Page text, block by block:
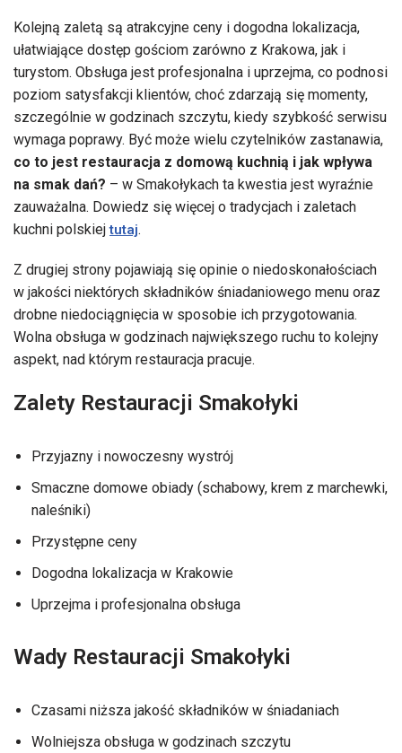
Kolejną zaletą są atrakcyjne ceny i dogodna lokalizacja,
ułatwiające dostęp gościom zarówno z Krakowa, jak i
turystom. Obsługa jest profesjonalna i uprzejma, co podnosi
poziom satysfakcji klientów, choć zdarzają się momenty,
szczególnie w godzinach szczytu, kiedy szybkość serwisu
wymaga poprawy. Być może wielu czytelników zastanawia,
co to jest restauracja z domową kuchnią i jak wpływa
na smak dań? – w Smakołykach ta kwestia jest wyraźnie
zauważalna. Dowiedz się więcej o tradycjach i zaletach
kuchni polskiejtutaj.
Z drugiej strony pojawiają się opinie o niedoskonałościach
w jakości niektórych składników śniadaniowego menu oraz
drobne niedociągnięcia w sposobie ich przygotowania.
Wolna obsługa w godzinach największego ruchu to kolejny
aspekt, nad którym restauracja pracuje.
Zalety Restauracji Smakołyki
Przyjazny i nowoczesny wystrój
Smaczne domowe obiady (schabowy, krem z marchewki,
naleśniki)
Przystępne ceny
Dogodna lokalizacja w Krakowie
Uprzejma i profesjonalna obsługa
Wady Restauracji Smakołyki
Czasami niższa jakość składników w śniadaniach
Wolniejsza obsługa w godzinach szczytu